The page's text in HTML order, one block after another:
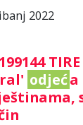
2022
odjeć